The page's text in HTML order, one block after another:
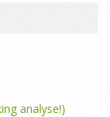
analyse!)